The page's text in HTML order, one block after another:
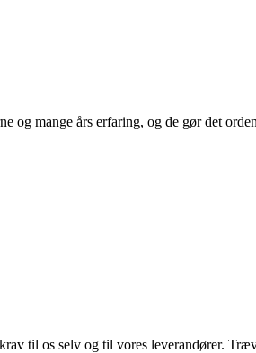
mange års erfaring, og de gør det
til os selv og til vores leverandører.